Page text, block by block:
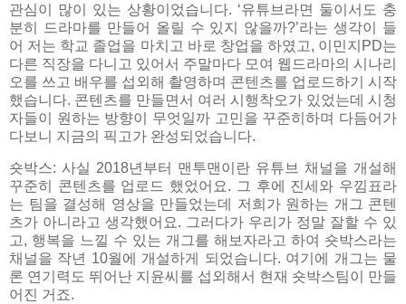
관심이 많이 있는 상황이었습니다. ‘유튜브라면 둘이서도 충
분히 드라마를 만들어 올릴 수 있지 않을까?’라는 생각이 들
어 저는 학교 졸업을 마치고 바로 창업을 하였고, 이민지PD는
다른 직장을 다니고 있어서 주말마다 모여 웹드라마의 시나리
오를 쓰고 배우를 섭외해 촬영하며 콘텐츠를 업로드하기 시작
했습니다. 콘텐츠를 만들면서 여러 시행착오가 있었는데 시청
자들이 원하는 방향이 무엇일까 고민을 꾸준히하며 다듬어가
다보니 지금의 픽고가 완성되었습니다.
숏박스: 사실 2018년부터 맨투맨이란 유튜브 채널을 개설해
꾸준히 콘텐츠를 업로드 했었어요. 그 후에 진세와 우낌표라
는 팀을 결성해 영상을 만들었는데 저희가 원하는 개그 콘텐
츠가 아니라고 생각했어요. 그러다가 우리가 정말 잘할 수 있
고, 행복을 느낄 수 있는 개그를 해보자라고 하여 숏박스라는
채널을 작년 10월에 개설하게 되었습니다. 여기에 개그는 물
론 연기력도 뛰어난 지윤씨를 섭외해서 현재 숏박스팀이 만들
어진 거죠.